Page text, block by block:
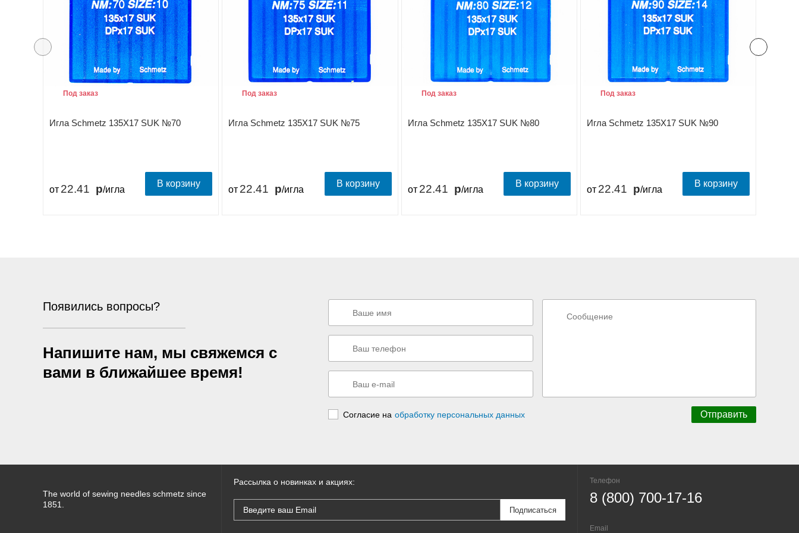
Игла Schmetz 135X17 SUK №70
Под заказ
от 22.41 /игла
В корзину
Игла Schmetz 135X17 SUK №75
Под заказ
от 22.41 /игла
В корзину
Игла Schmetz 135X17 SUK №80
Под заказ
от 22.41 /игла
В корзину
Игла Schmetz 135X17 SUK №90
Под заказ
от 22.41 /игла
В корзину
Появились вопросы?
Напишите нам, мы свяжемся с
вами в ближайшее время!
Согласие на обработку персональных данных
The world of sewing needles schmetz since
1851.
Рассылка о новинках и акциях: Телефон
8 (800) 700-17-16
Email